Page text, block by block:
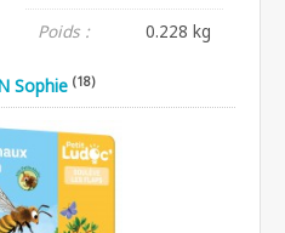
Poids :
0.228 kg
Sophie (18)